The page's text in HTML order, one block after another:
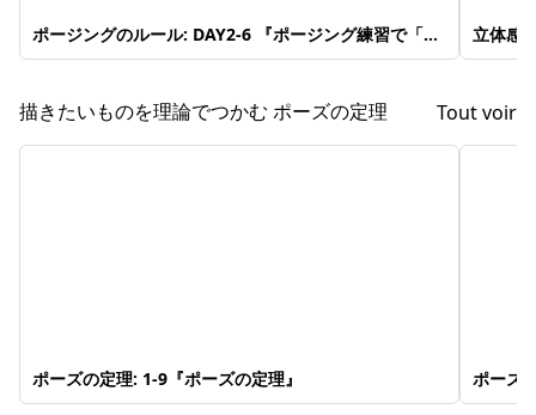
ポージングのルール: DAY2-6 『ポージング練習で「発
見」を得よう』
立体感
見」を
描きたいものを理論でつかむ ポーズの定理 Tout voir
ポーズの定理: 1-9『ポーズの定理』 ポーズ